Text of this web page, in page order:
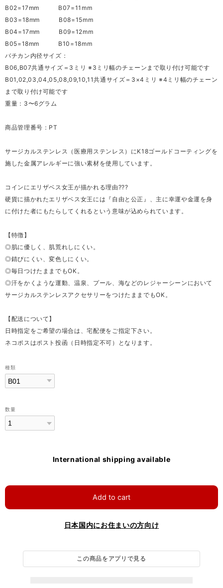
B02=17mm B07=11mm
B03=18mm B08=15mm
B04=17mm B09=12mm
B05=18mm B10=18mm
バチカン内径サイズ：
B06,B07共通サイズ＝3ミリ ※3ミリ幅のチェーンまで取り付け可能です
B01,02,03,04,05,08,09,10,11共通サイズ＝3×4ミリ ※4ミリ幅のチェーン
まで取り付け可能です
重量：3〜6グラム
商品管理番号：PT
サージカルステンレス（医療用ステンレス）にK18ゴールドコーティングを
施した金属アレルギーに強い素材を使用しています。
コインにエリザベス女王が描かれる理由???
硬貨に描かれたエリザベス女王には『自由と公正』、主に幸運や金運を身
に付けた者にもたらしてくれるという意味が込められています。
【特徴】
◎肌に優しく、肌荒れしにくい。
◎錆びにくい、変色しにくい。
◎毎日つけたままでもOK。
◎汗をかくような運動、温泉、プール、海などのレジャーシーンにおいて
サージカルステンレスアクセサリーをつけたままでもOK。
【配送について】
日時指定をご希望の場合は、宅配便をご指定下さい。
ネコポスはポスト投函（日時指定不可）となります。
種類
数量
International shipping available
Add to cart
日本国内にお住まいの方向け
この商品をアプリで見る